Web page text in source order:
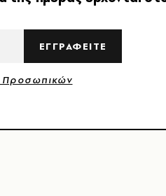
ΕΓΓΡΑΦΕΙΤΕ
Προσωπικών